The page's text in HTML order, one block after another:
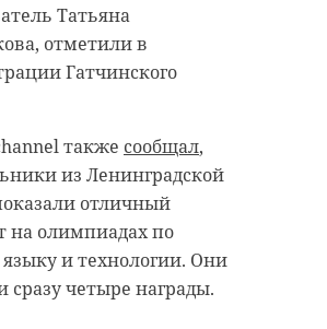
Татьяна
отметили в
Гатчинского
также сообщал,
из Ленинградской
отличный
на олимпиадах по
и технологии. Они
сразу четыре награды.
ленобласти
статьей: